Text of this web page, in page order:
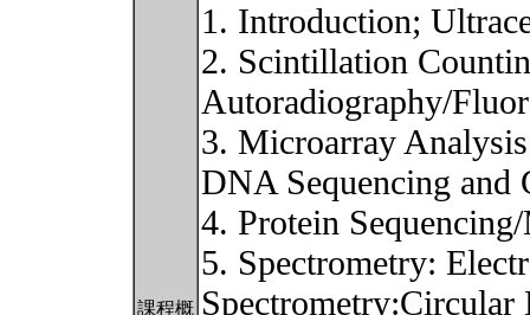
課程概
1. Introduction;
2. Scintillation
Autoradiography/
3. Microarray Analysis
DNA Sequencing and
4. Protein
5. Spectrometry:
Spectrometry:Circular